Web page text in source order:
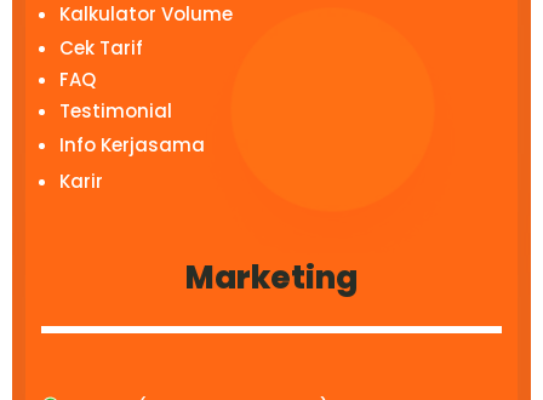
Kalkulator Volume
Cek Tarif
FAQ
Testimonial
Info Kerjasama
Karir
Marketing